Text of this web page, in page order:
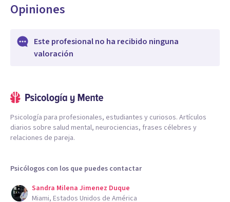
Opiniones
Este profesional no ha recibido ninguna
valoración
Psicología para profesionales, estudiantes y curiosos. Artículos
diarios sobre salud mental, neurociencias, frases célebres y
relaciones de pareja.
Psicólogos con los que puedes contactar
Sandra Milena Jimenez Duque
Miami, Estados Unidos de América